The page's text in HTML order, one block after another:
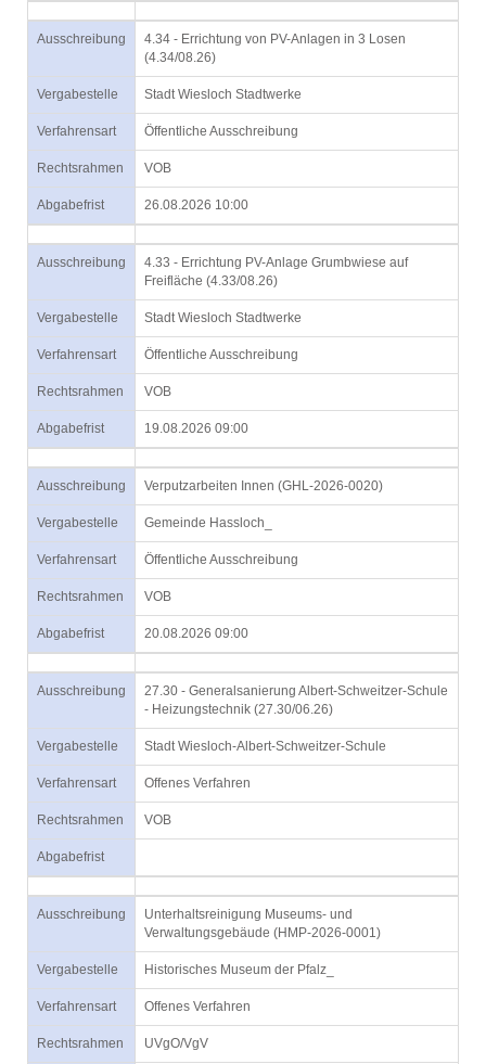
Ausschreibung
4.34 - Errichtung von PV-Anlagen in 3 Losen
(4.34/08.26)
Vergabestelle Stadt Wiesloch Stadtwerke
Verfahrensart Öffentliche Ausschreibung
Rechtsrahmen VOB
Abgabefrist 26.08.2026 10:00
Ausschreibung
4.33 - Errichtung PV-Anlage Grumbwiese auf
Freifläche (4.33/08.26)
Vergabestelle Stadt Wiesloch Stadtwerke
Verfahrensart Öffentliche Ausschreibung
Rechtsrahmen VOB
Abgabefrist 19.08.2026 09:00
Ausschreibung Verputzarbeiten Innen (GHL-2026-0020)
Vergabestelle Gemeinde Hassloch_
Verfahrensart Öffentliche Ausschreibung
Rechtsrahmen VOB
Abgabefrist 20.08.2026 09:00
Ausschreibung
27.30 - Generalsanierung Albert-Schweitzer-Schule
- Heizungstechnik (27.30/06.26)
Vergabestelle Stadt Wiesloch-Albert-Schweitzer-Schule
Verfahrensart Offenes Verfahren
Rechtsrahmen VOB
Abgabefrist
Ausschreibung
Unterhaltsreinigung Museums- und
Verwaltungsgebäude (HMP-2026-0001)
Vergabestelle Historisches Museum der Pfalz_
Verfahrensart Offenes Verfahren
Rechtsrahmen UVgO/VgV